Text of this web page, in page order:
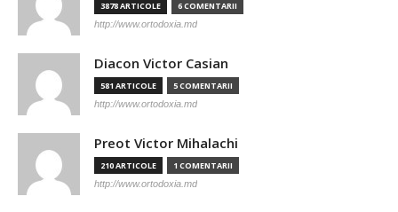
3878 ARTICOLE 6 COMENTARII
http://www.ortodoxia.md
Diacon Victor Casian
581 ARTICOLE 5 COMENTARII
http://www.ortodoxia.md
Preot Victor Mihalachi
210 ARTICOLE 1 COMENTARII
http://www.ortodoxia.md